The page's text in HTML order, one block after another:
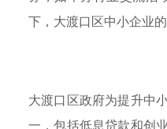
下，大渡口区中小企业
大渡口区政府为提升中
一，包括低息贷款和创